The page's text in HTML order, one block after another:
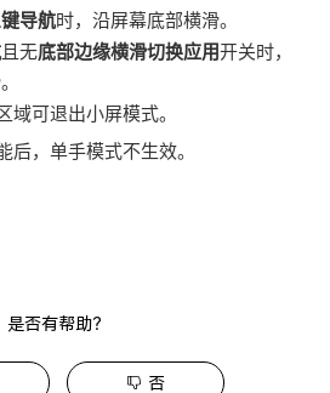
导航时，沿屏幕底部横滑。
且无底部边缘横滑切换应用开关时，
域可退出小屏模式。
后，单手模式不生效。
是否有帮助？
否